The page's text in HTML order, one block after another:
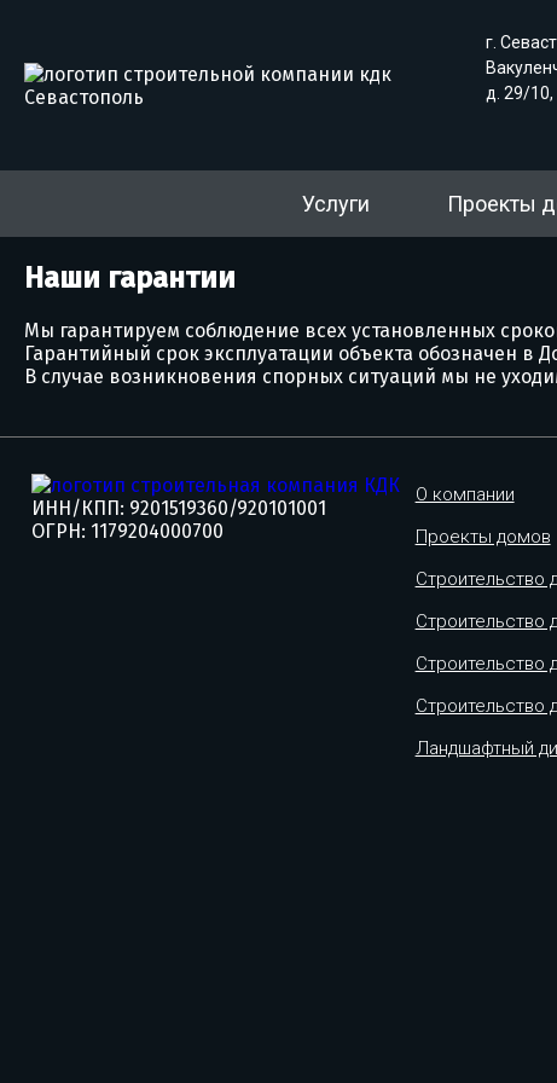
г.
д. 29/
Услуги Проекты
Наши гарантии
Мы гарантируем соблюдение всех установленных
Гарантийный срок эксплуатации объекта обозначен в
В случае возникновения спорных ситуаций мы не
ИНН/КПП: 9201519360/920101001
ОГРН: 1179204000700
О компании
Проекты домов
Строительство
Строительство
Строительство
Строительство
Ландшафтный